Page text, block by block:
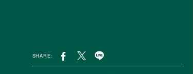
SHARE: